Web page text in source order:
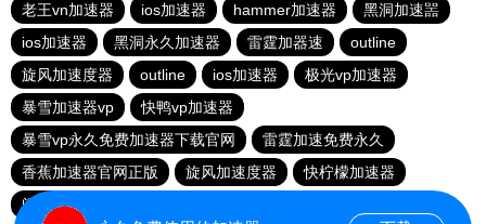
老王vn加速器
ios加速器 hammer加速器
黑洞加速噐
ios加速器
黑洞永久加速器 雷霆加器速
outline
旋风加速度器
outline ios加速器
极光vp加速器
暴雪加速器vp
快鸭vp加速器
暴雪vp永久免费加速器下载官网
雷霆加速免费永久
香蕉加速器官网正版
旋风加速度器
快柠檬加速器
闪电猫加速器